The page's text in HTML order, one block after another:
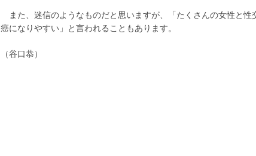
また、迷信のようなものだと思いますが、「たくさんの女性と性
癌になりやすい」と言われることもあります。
（谷口恭）